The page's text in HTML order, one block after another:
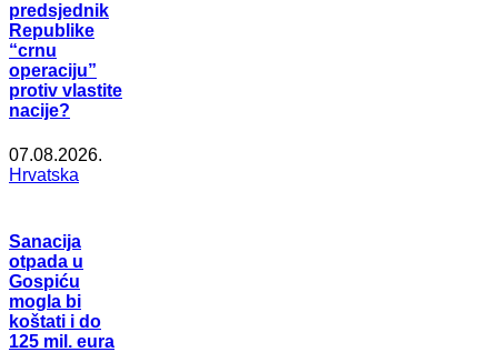
predsjednik
Republike
“crnu
operaciju”
protiv vlastite
nacije?
07.08.2026.
Hrvatska
Sanacija
otpada u
Gospiću
mogla bi
koštati i do
125 mil. eura